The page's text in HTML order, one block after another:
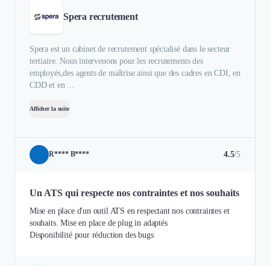
Spera recrutement
Spera est un cabinet de recrutement spécialisé dans le secteur
tertiaire. Nous intervenons pour les recrutements des
employés,des agents de maîtrise ainsi que des cadres en CDI, en
CDD et en ...
Afficher la suite
R**** B**** 4.5/5
Un ATS qui respecte nos contraintes et nos souhaits
Mise en place d'un outil ATS en respectant nos contraintes et
souhaits. Mise en place de plug in adaptés
Disponibilité pour réduction des bugs